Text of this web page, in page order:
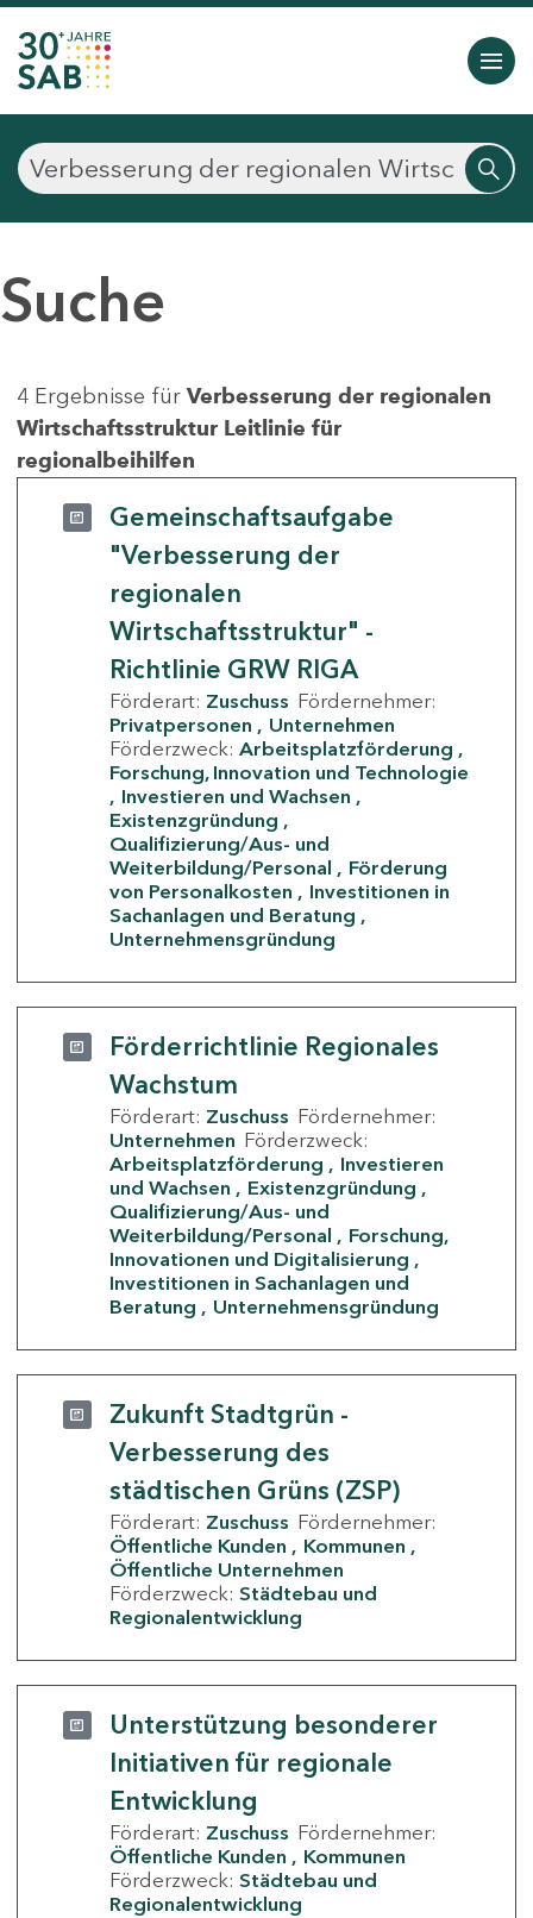
Suche
4 Ergebnisse für Verbesserung der regionalen
Wirtschaftsstruktur Leitlinie für
regionalbeihilfen
Gemeinschaftsaufgabe
"Verbesserung der
regionalen
Wirtschaftsstruktur" -
Richtlinie GRW RIGA
Förderart: Zuschuss Fördernehmer:
Privatpersonen
Unternehmen
Förderzweck: Arbeitsplatzförderung
Forschung, Innovation und Technologie
Investieren und Wachsen
Existenzgründung
Qualifizierung/Aus- und
Weiterbildung/Personal
Förderung
von Personalkosten
Investitionen in
Sachanlagen und Beratung
Unternehmensgründung
Förderrichtlinie Regionales
Wachstum
Förderart: Zuschuss Fördernehmer:
Unternehmen Förderzweck:
Arbeitsplatzförderung
Investieren
und Wachsen
Existenzgründung
Qualifizierung/Aus- und
Weiterbildung/Personal
Forschung,
Innovationen und Digitalisierung
Investitionen in Sachanlagen und
Beratung
Unternehmensgründung
Zukunft Stadtgrün -
Verbesserung des
städtischen Grüns (ZSP)
Förderart: Zuschuss Fördernehmer:
Öffentliche Kunden
Kommunen
Öffentliche Unternehmen
Förderzweck: Städtebau und
Regionalentwicklung
Unterstützung besonderer
Initiativen für regionale
Entwicklung
Förderart: Zuschuss Fördernehmer:
Öffentliche Kunden
Kommunen
Förderzweck: Städtebau und
Regionalentwicklung